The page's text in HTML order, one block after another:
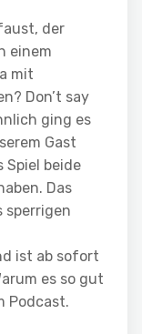
der
einem
mit
Don’t say
ging es
Gast
Spiel beide
Das
ist ab sofort
es so gut
Podcast.